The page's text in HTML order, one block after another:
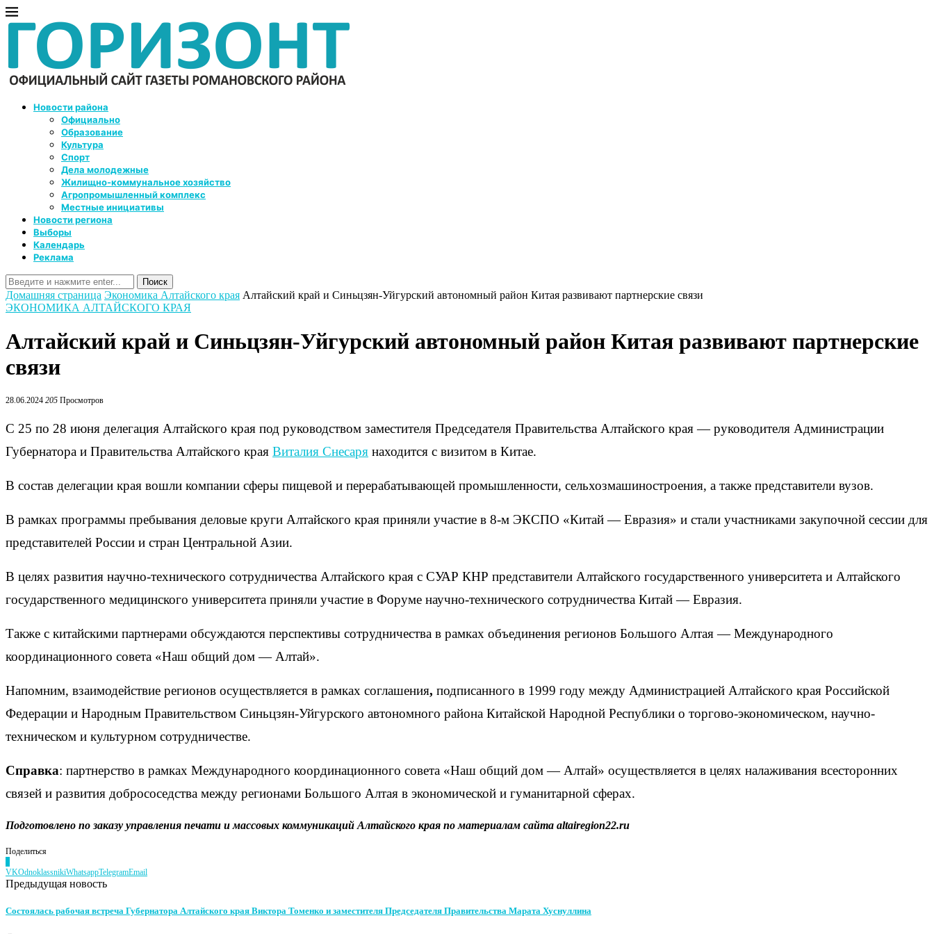
Новости района
Официально
Образование
Культура
Спорт
Дела молодежные
Жилищно-коммунальное хозяйство
Агропромышленный комплекс
Местные инициативы
Новости региона
Выборы
Календарь
Реклама
Домашняя страница Экономика Алтайского края Алтайский край и Синьцзян-Уйгурский автономный район Китая развивают партнерские связи
ЭКОНОМИКА АЛТАЙСКОГО КРАЯ
Алтайский край и Синьцзян-Уйгурский автономный район Китая развивают партнерские
связи
28.06.2024 205 Просмотров
С 25 по 28 июня делегация Алтайского края под руководством заместителя Председателя Правительства Алтайского края — руководителя Администрации
Губернатора и Правительства Алтайского края Виталия Снесаря находится с визитом в Китае.
В состав делегации края вошли компании сферы пищевой и перерабатывающей промышленности, сельхозмашиностроения, а также представители вузов.
В рамках программы пребывания деловые круги Алтайского края приняли участие в 8-м ЭКСПО «Китай — Евразия» и стали участниками закупочной сессии для
представителей России и стран Центральной Азии.
В целях развития научно-технического сотрудничества Алтайского края с СУАР КНР представители Алтайского государственного университета и Алтайского
государственного медицинского университета приняли участие в Форуме научно-технического сотрудничества Китай — Евразия.
Также с китайскими партнерами обсуждаются перспективы сотрудничества в рамках объединения регионов Большого Алтая — Международного
координационного совета «Наш общий дом — Алтай».
Напомним, взаимодействие регионов осуществляется в рамках соглашения, подписанного в 1999 году между Администрацией Алтайского края Российской
Федерации и Народным Правительством Синьцзян-Уйгурского автономного района Китайской Народной Республики о торгово-экономическом, научно-
техническом и культурном сотрудничестве.
Справка: партнерство в рамках Международного координационного совета «Наш общий дом — Алтай» осуществляется в целях налаживания всесторонних
связей и развития добрососедства между регионами Большого Алтая в экономической и гуманитарной сферах.
Подготовлено по заказу управления печати и массовых коммуникаций Алтайского края по материалам сайта altairegion22.ru
Поделиться
VKOdnoklassnikiWhatsappTelegramEmail
Предыдущая новость
Состоялась рабочая встреча Губернатора Алтайского края Виктора Томенко и заместителя Председателя Правительства Марата Хуснуллина